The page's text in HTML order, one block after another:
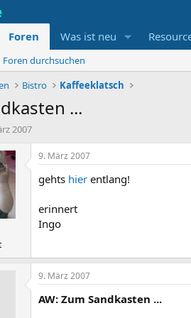
Foren Was ist neu
Foren durchsuchen
Bistro Kaffeeklatsch
...
2007
9. März 2007
gehts hier entlang!
erinnert
Ingo
9. März 2007
AW: Zum Sandkasten ...